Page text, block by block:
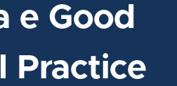
e Good
Practice